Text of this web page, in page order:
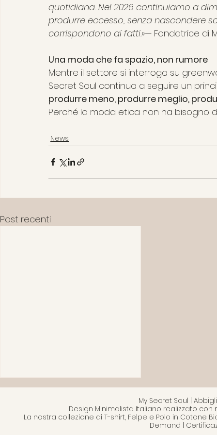
quotidiana. Nel 2026 continuiamo a
produrre eccesso, senza nascondere
corrispondono ai fatti.»— Fondatrice di
Una moda che fa spazio, non rumore
Mentre il settore si interroga su
Secret Soul continua a seguire un
produrre meno, produrre meglio,
Perché la moda etica non ha bisogno
News
Post recenti
My Secret Soul |
Design Minimalista Italiano realizzato
La nostra collezione di T-shirt, Felpe e Polo in Cotone
Demand |